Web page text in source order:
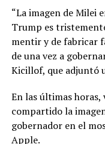
“La imagen de Milei
Trump es
mentir y de fabricar
de una vez a
Kicillof, que adjuntó
En las últimas
compartido la
gobernador en el
Apple.